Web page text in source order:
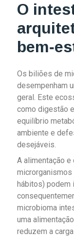
O
Os biliões de
desempenham
geral. Este
como digestão
equilíbrio
ambiente e
desejáveis.
A alimentação e
hábitos) podem
microbioma
uma
reduzem a